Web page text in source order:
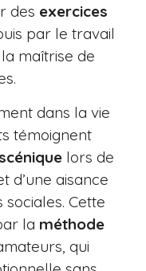
des exercices
par le travail
maîtrise de
dans la vie
témoignent
lors de
d’une aisance
Cette
la méthode
qui